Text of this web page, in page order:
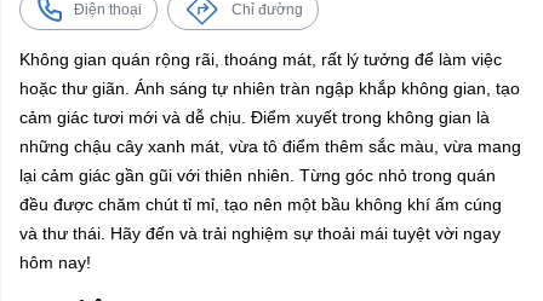
Điện thoại Chỉ đường
Không gian quán rộng rãi, thoáng mát, rất lý tưởng để làm việc
hoặc thư giãn. Ánh sáng tự nhiên tràn ngập khắp không gian, tạo
cảm giác tươi mới và dễ chịu. Điểm xuyết trong không gian là
những chậu cây xanh mát, vừa tô điểm thêm sắc màu, vừa mang
lại cảm giác gần gũi với thiên nhiên. Từng góc nhỏ trong quán
đều được chăm chút tỉ mỉ, tạo nên một bầu không khí ấm cúng
và thư thái. Hãy đến và trải nghiệm sự thoải mái tuyệt vời ngay
hôm nay!